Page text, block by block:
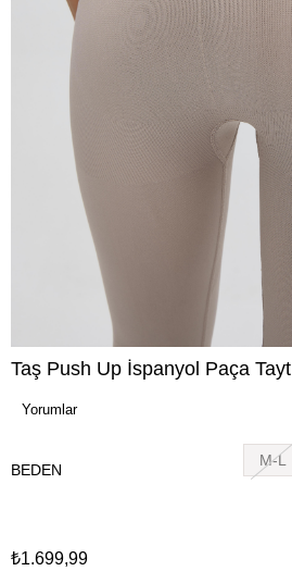
Taş Push Up İspanyol Paça Tayt
Yorumlar
BEDEN
M-L
₺1.699,99